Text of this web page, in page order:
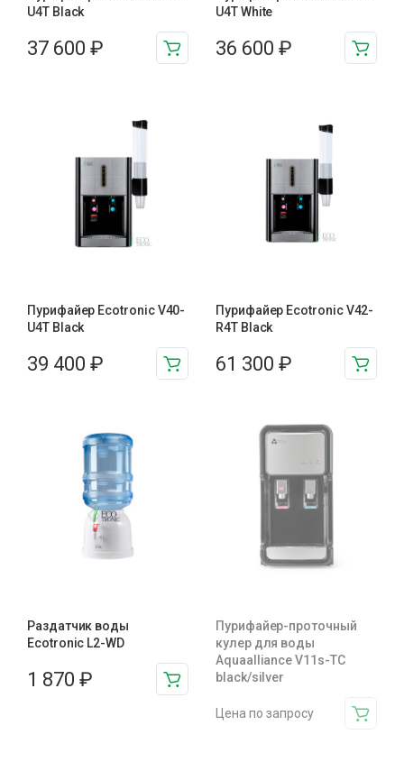
U4T Black
37 600 ₽
U4T White
36 600 ₽
Пурифайер Ecotronic V40-
U4T Black
39 400 ₽
Пурифайер Ecotronic V42-
R4T Black
61 300 ₽
Раздатчик воды
Ecotronic L2-WD
1 870 ₽
Пурифайер-проточный
кулер для воды
Aquaalliance V11s-TC
black/silver
Цена по запросу